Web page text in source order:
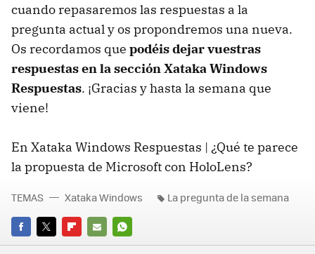
cuando repasaremos las respuestas a la
pregunta actual y os propondremos una nueva.
Os recordamos que podéis dejar vuestras
respuestas en la sección Xataka Windows
Respuestas. ¡Gracias y hasta la semana que
viene!
En Xataka Windows Respuestas | ¿Qué te parece
la propuesta de Microsoft con HoloLens?
FACEBOOK
TWITTERFLIPBOARD
E-
WHATSAPP
TEMAS Xataka Windows La pregunta de la semana